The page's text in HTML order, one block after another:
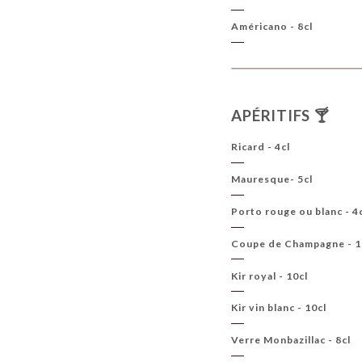
Américano - 8cl
APÉRITIFS 🍸
Ricard - 4cl
Mauresque- 5cl
Porto rouge ou blanc -
Coupe de Champagne -
Kir royal - 10cl
Kir vin blanc - 10cl
Verre Monbazillac - 8cl